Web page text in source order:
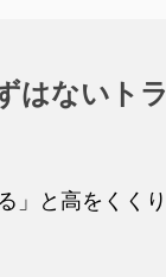
はないトラ
」と高をくくり